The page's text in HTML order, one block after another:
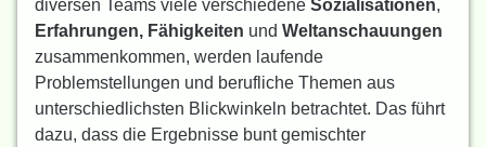
diversen Teams viele verschiedene Sozialisationen,
Erfahrungen, Fähigkeiten und Weltanschauungen
zusammenkommen, werden laufende
Problemstellungen und berufliche Themen aus
unterschiedlichsten Blickwinkeln betrachtet. Das führt
dazu, dass die Ergebnisse bunt gemischter